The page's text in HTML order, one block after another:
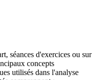
séances d'exercices ou sur
concepts
utilisés dans l'analyse